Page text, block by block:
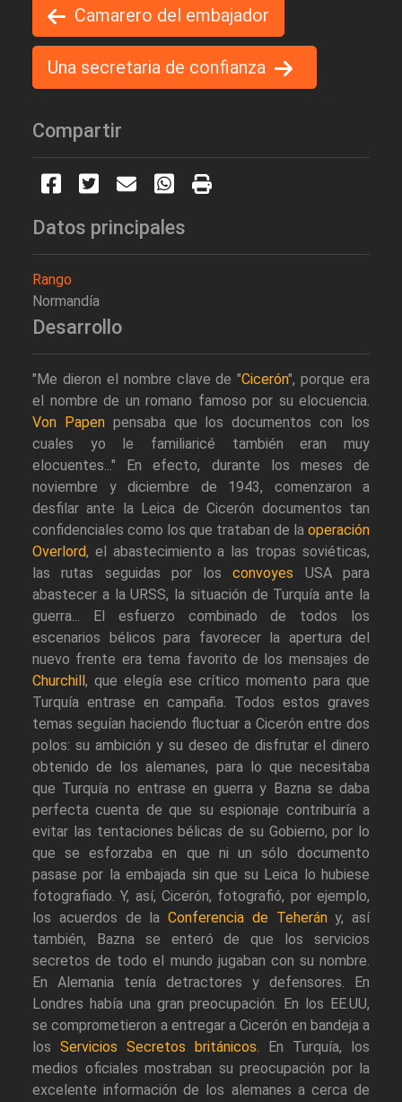
Camarero del embajador
Una secretaria de confianza
Compartir
Datos principales
Rango
Normandía
Desarrollo
"Me dieron el nombre clave de "Cicerón", porque era
el nombre de un romano famoso por su elocuencia.
Von Papenpensaba que los documentos con los
cuales yo le familiaricé también eran muy
elocuentes..." En efecto, durante los meses de
noviembre y diciembre de 1943, comenzaron a
desfilar ante la Leica de Cicerón documentos tan
confidenciales como los que trataban de la operación
Overlord, el abastecimiento a las tropas soviéticas,
las rutas seguidas por losconvoyes USA para
abastecer a la URSS, la situación de Turquía ante la
guerra... El esfuerzo combinado de todos los
escenarios bélicos para favorecer la apertura del
nuevo frente era tema favorito de los mensajes de
Churchill , que elegía ese crítico momento para que
Turquía entrase en campaña. Todos estos graves
temas seguían haciendo fluctuar a Cicerón entre dos
polos: su ambición y su deseo de disfrutar el dinero
obtenido de los alemanes, para lo que necesitaba
que Turquía no entrase en guerra y Bazna se daba
perfecta cuenta de que su espionaje contribuiría a
evitar las tentaciones bélicas de su Gobierno, por lo
que se esforzaba en que ni un sólo documento
pasase por la embajada sin que su Leica lo hubiese
fotografiado. Y, así, Cicerón, fotografió, por ejemplo,
los acuerdos de la Conferencia de Teherány, así
también, Bazna se enteró de que los servicios
secretos de todo el mundo jugaban con su nombre.
En Alemania tenía detractores y defensores. En
Londres había una gran preocupación. En los EE.UU,
se comprometieron a entregar a Cicerón en bandeja a
los Servicios Secretos británicos. En Turquía, los
medios oficiales mostraban su preocupación por la
excelente información de los alemanes a cerca de